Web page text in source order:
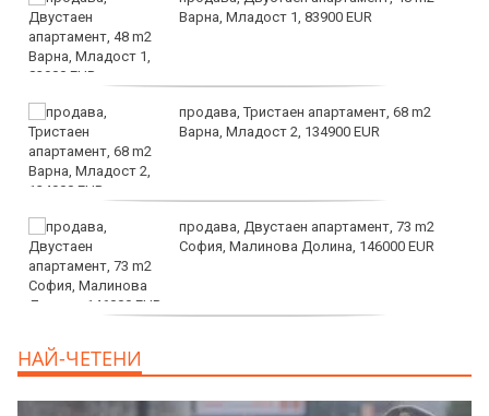
Варна, Младост 1, 83900 EUR
продава, Тристаен апартамент, 68 m2
Варна, Младост 2, 134900 EUR
продава, Двустаен апартамент, 73 m2
София, Малинова Долина, 146000 EUR
НАЙ-ЧЕТЕНИ